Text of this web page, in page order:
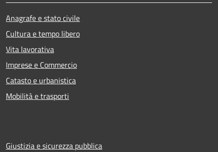
Anagrafe e stato civile
Cultura e tempo libero
Vita lavorativa
Imprese e Commercio
Catasto e urbanistica
Mobilità e trasporti
Giustizia e sicurezza pubblica